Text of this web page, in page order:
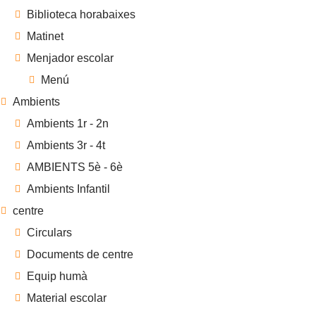
Biblioteca horabaixes
Matinet
Menjador escolar
Menú
Ambients
Ambients 1r - 2n
Ambients 3r - 4t
AMBIENTS 5è - 6è
Ambients Infantil
centre
Circulars
Documents de centre
Equip humà
Material escolar